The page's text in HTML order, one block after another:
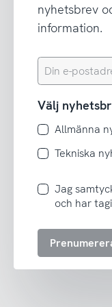
nyhetsbrev
information.
Din
e-
Välj
Allmänna
Tekniska
Jag
samtycker
att
Jag
och har